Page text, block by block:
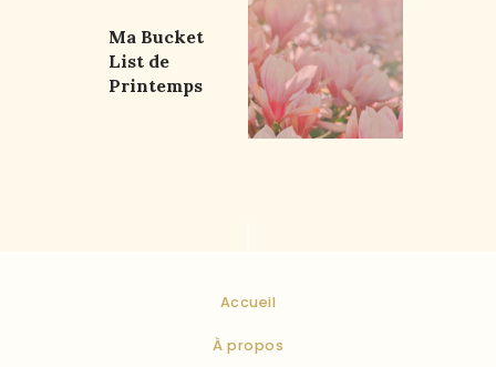
À PROPOS
MA MÉTHODE
Ma Bucket
List de
Printemps
Accueil
À propos